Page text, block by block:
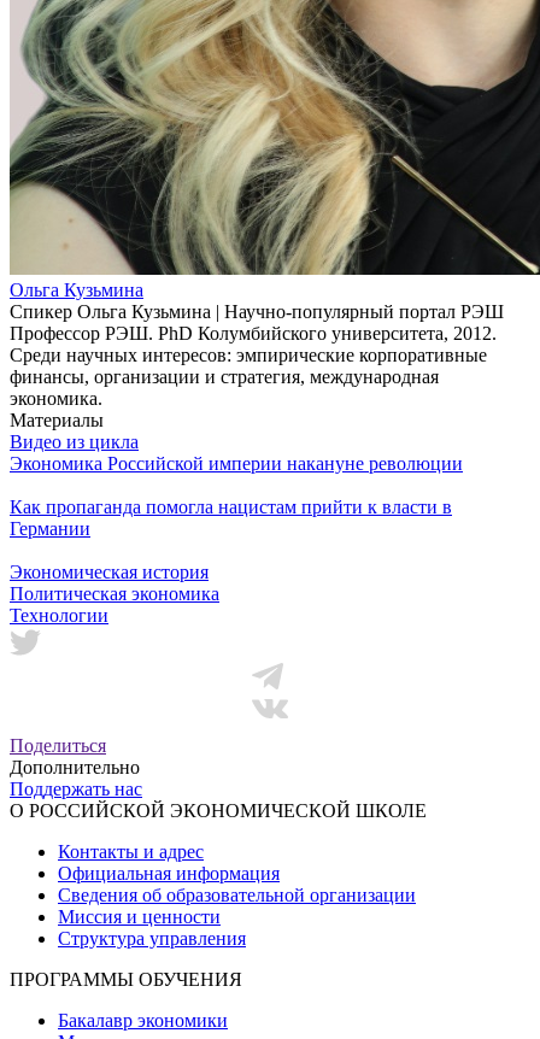
Ольга Кузьмина
Спикер Ольга Кузьмина | Научно-популярный портал РЭШ
Профессор РЭШ. PhD Колумбийского университета, 2012.
Среди научных интересов: эмпирические корпоративные
финансы, организации и стратегия, международная
экономика.
Материалы
Видео из цикла
Экономика Российской империи накануне революции
Как пропаганда помогла нацистам прийти к власти в
Германии
Экономическая история
Политическая экономика
Технологии
Поделиться
Дополнительно
Поддержать нас
О РОССИЙСКОЙ ЭКОНОМИЧЕСКОЙ ШКОЛЕ
Контакты и адрес
Официальная информация
Сведения об образовательной организации
Миссия и ценности
Структура управления
ПРОГРАММЫ ОБУЧЕНИЯ
Бакалавр экономики